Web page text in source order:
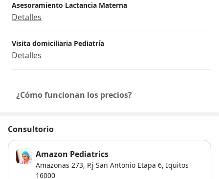
Asesoramiento Lactancia Materna
Detalles
Visita domiciliaria Pediatría
Detalles
¿Cómo funcionan los precios?
Consultorio
Amazon Pediatrics
Amazonas 273, P.j San Antonio Etapa 6, Iquitos
16000